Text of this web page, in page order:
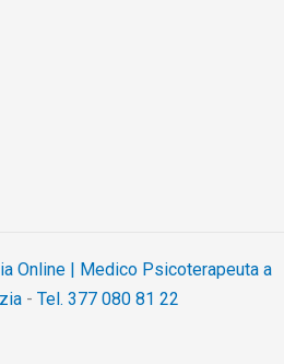
Online | Medico Psicoterapeuta a
- Tel. 377 080 81 22